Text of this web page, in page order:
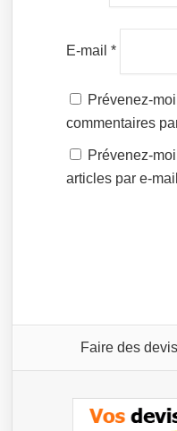
E-mail*
Prévenez-
commentaires
Prévenez-
articles par e-
Faire des